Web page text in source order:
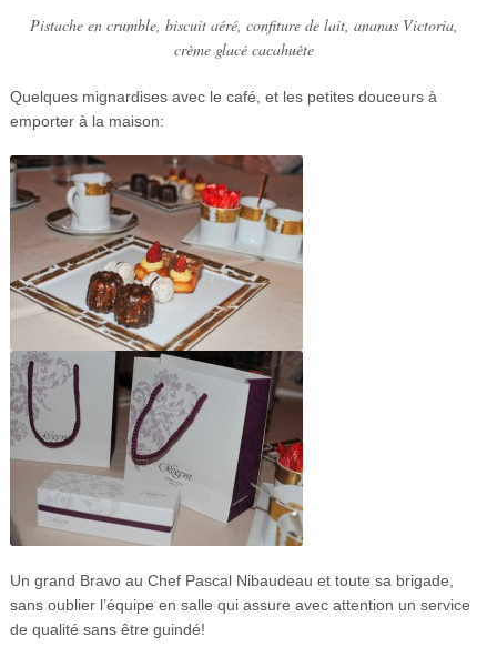
Pistache en crumble, biscuit aéré, confiture de lait, ananas Victoria,
crème glacé cacahuète
Quelques mignardises avec le café, et les petites douceurs à
emporter à la maison:
Un grand Bravo au Chef Pascal Nibaudeau et toute sa brigade,
sans oublier l’équipe en salle qui assure avec attention un service
de qualité sans être guindé!